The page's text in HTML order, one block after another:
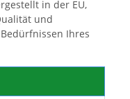
in der EU,
und
Ihres